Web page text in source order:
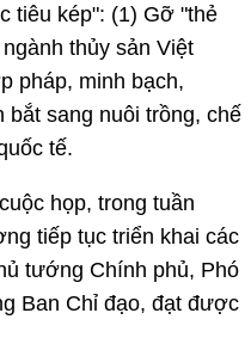
tiêu kép": (1) Gỡ "thẻ
thủy sản Việt
pháp, minh bạch,
bắt sang nuôi trồng, chế
tế.
họp, trong tuần
tiếp tục triển khai các
tướng Chính phủ, Phó
Ban Chỉ đạo, đạt được